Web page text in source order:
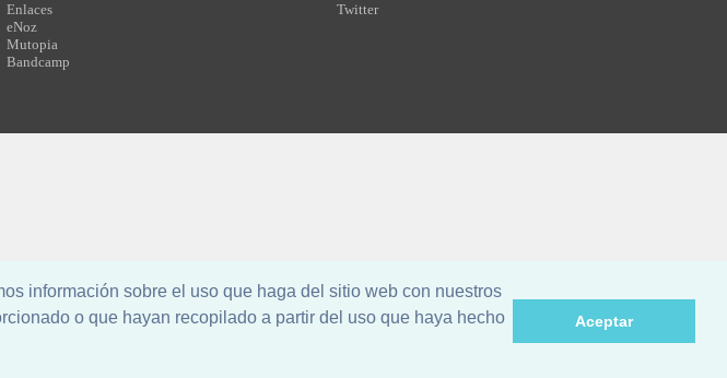
información sobre el uso que haga del sitio web con nuestros
o que hayan recopilado a partir del uso que haya hecho
Aceptar
Enlaces
eNoz
Mutopia
Bandcamp
Twitter